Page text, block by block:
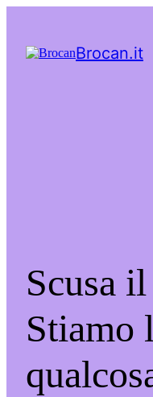
Brocan.it
Scusa
Stiamo